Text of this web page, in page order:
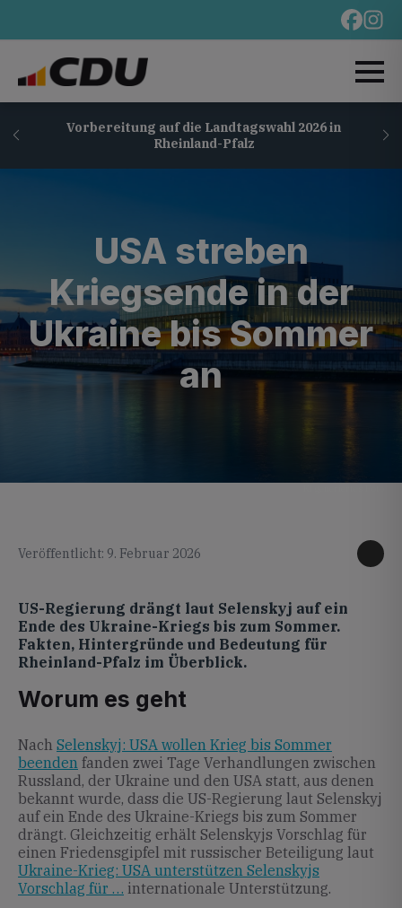
Vorbereitung auf die Landtagswahl 2026 in
Rheinland-Pfalz
USA streben
Kriegsende in der
Ukraine bis Sommer
an
Veröffentlicht: 9. Februar 2026
US-Regierung drängt laut Selenskyj auf ein
Ende des Ukraine-Kriegs bis zum Sommer.
Fakten, Hintergründe und Bedeutung für
Rheinland-Pfalz im Überblick.
Worum es geht
Nach Selenskyj: USA wollen Krieg bis Sommer
beenden fanden zwei Tage Verhandlungen zwischen
Russland, der Ukraine und den USA statt, aus denen
bekannt wurde, dass die US-Regierung laut Selenskyj
auf ein Ende des Ukraine-Kriegs bis zum Sommer
drängt. Gleichzeitig erhält Selenskyjs Vorschlag für
einen Friedensgipfel mit russischer Beteiligung laut
Ukraine-Krieg: USA unterstützen Selenskyjs
Vorschlag für … internationale Unterstützung.